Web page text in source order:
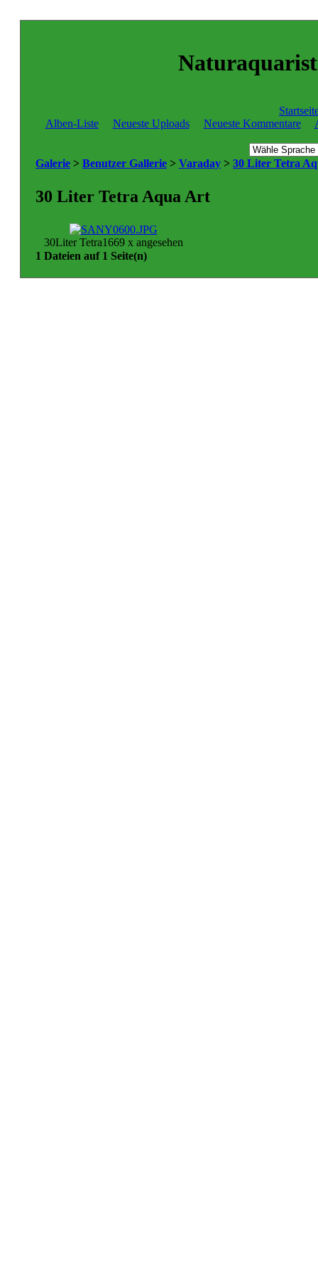
Alben-Liste
Neueste Uploads Neueste Kommentare
Galerie > Benutzer Gallerie > Varaday > 30 Liter Tetra
30 Liter Tetra Aqua Art
30Liter Tetra1669 x angesehen
1 Dateien auf 1 Seite(n)